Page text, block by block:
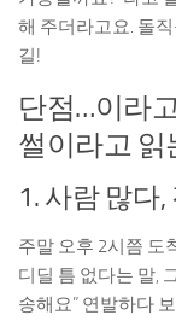
해 주더라고요. 돌
길!
단점…이라
썰이라고 읽
1. 사람 많다,
주말 오후 2시쯤 도
디딜 틈 없다는 말,
송해요” 연발하다